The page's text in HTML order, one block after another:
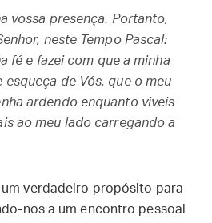
vossa presença. Portanto,
neste Tempo Pascal:
fé e fazei com que a minha
esqueça de Vós, que o meu
ardendo enquanto viveis
ao meu lado carregando a
um verdadeiro propósito para
nos a um encontro pessoal